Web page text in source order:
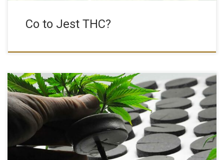
Co to Jest THC?
Niemal każdy z nas widział kiedyś odnóżkę jakiejkolwiek rośliny
domowej. […]